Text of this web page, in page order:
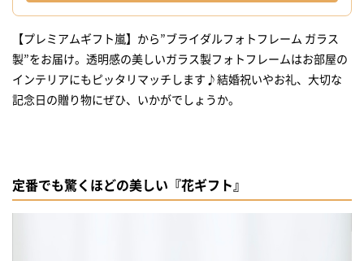
【プレミアムギフト嵐】から”ブライダルフォトフレーム ガラス
製”をお届け。透明感の美しいガラス製フォトフレームはお部屋の
インテリアにもピッタリマッチします♪結婚祝いやお礼、大切な
記念日の贈り物にぜひ、いかがでしょうか。
定番でも驚くほどの美しい『花ギフト』